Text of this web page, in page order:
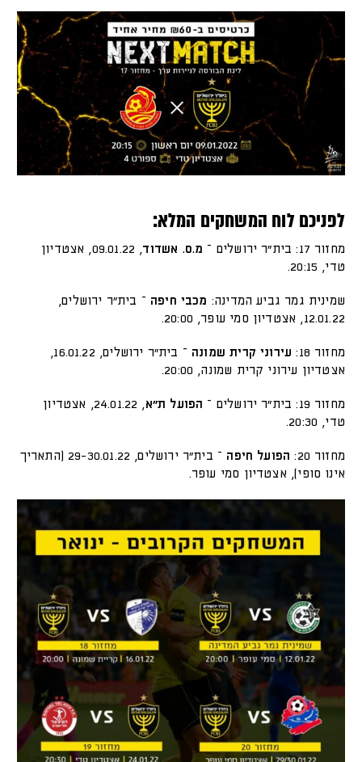
לפניכם לוח המשחקים המלא:
מחזור 17: בית״ר ירושלים – מ.ס. אשדוד
, 09.01.22, אצטדיון
טדי, 20:15.
שמינית גמר גביע המדינה: מכבי חיפה – בית״ר ירושלים,
12.01.22, אצטדיון סמי עופר, 20:00.
מחזור 18: עירוני קרית שמונה
– בית״ר ירושלים, 16.01.22,
אצטדיון עירוני קרית שמונה, 20:00.
מחזור 19: בית״ר ירושלים – הפועל ת״א
, 24.01.22, אצטדיון
טדי, 20:30.
מחזור 20: הפועל חיפה
– בית״ר ירושלים, 29-30.01.22 (התאריך
אינו סופי), אצטדיון סמי עופר.